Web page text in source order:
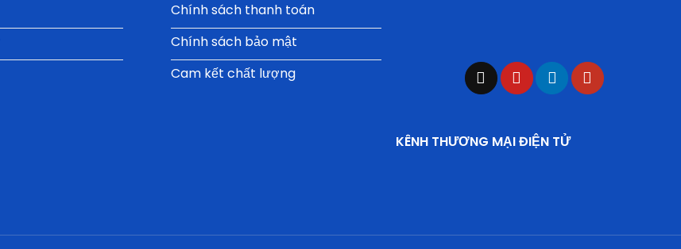
Chính sách thanh toán
Chính sách bảo mật
Cam kết chất lượng
KÊNH THƯƠNG MẠI ĐIỆN TỬ